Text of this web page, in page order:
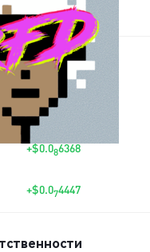
Refund (RFD)
Изменение
суммы
$0.07
+$0.086368
+$0.074447